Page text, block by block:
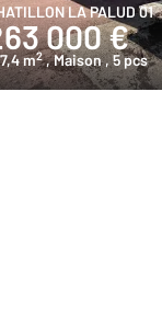
LA PALUD 01
000 €
m2 , Maison, 5 pcs